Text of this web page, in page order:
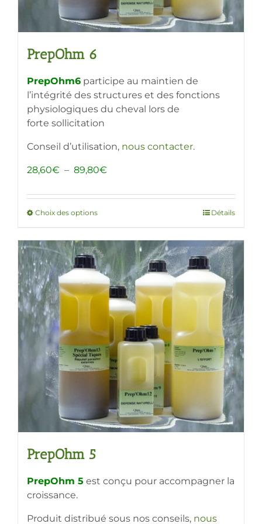
produit
PrepOhm 6
PrepOhm6 participe au maintien de
l’intégrité des structures et des fonctions
physiologiques du cheval lors de
forte sollicitation
Conseil d’utilisation, nous contacter.
28,60€ – 89,80€
prix :
89,80€
Choix des optionsCe
a
plusieurs
variations.
Les
options
peuvent
être
choisies
sur
la
page
produit
Détails
PrepOhm 5
PrepOhm 5 est conçu pour accompagner la
croissance.
Produit distribué sous nos conseils, nous